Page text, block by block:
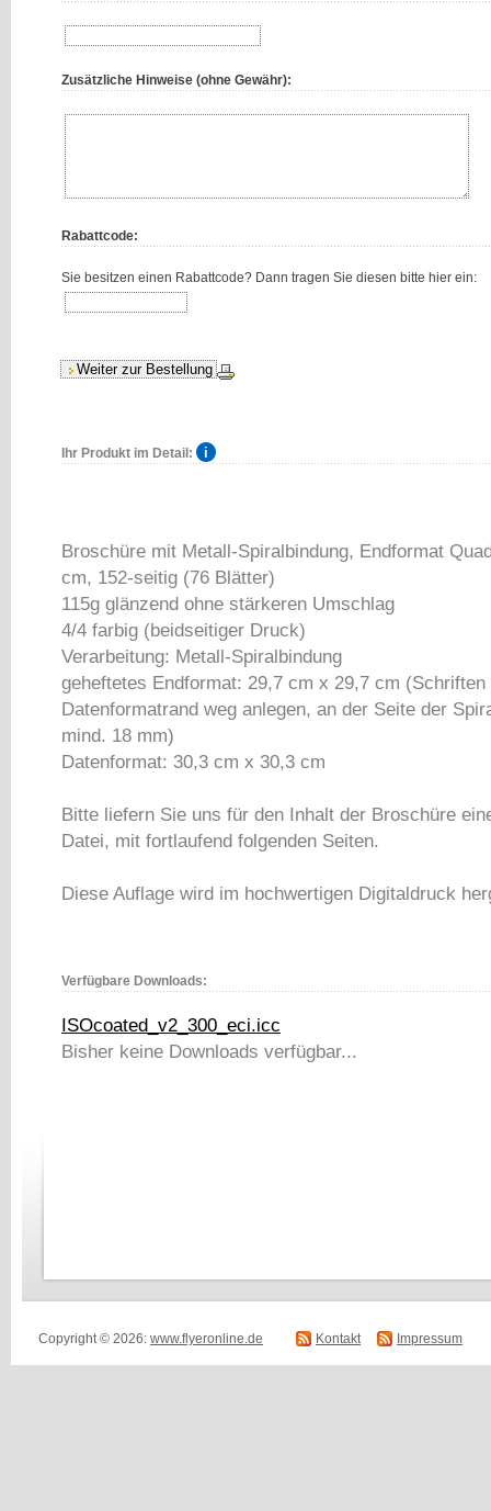
Zusätzliche Hinweise (ohne Gewähr):
Rabattcode:
Sie besitzen einen Rabattcode? Dann tragen Sie diesen bitte hier ein:
Ihr Produkt im Detail:
Broschüre mit Metall-Spiralbindung, Endformat
cm, 152-seitig (76 Blätter)
115g glänzend ohne stärkeren Umschlag
4/4 farbig (beidseitiger Druck)
Verarbeitung: Metall-Spiralbindung
geheftetes Endformat: 29,7 cm x 29,7 cm
Datenformatrand weg anlegen, an der Seite der
mind. 18 mm)
Datenformat: 30,3 cm x 30,3 cm
Bitte liefern Sie uns für den Inhalt der Broschüre
Datei, mit fortlaufend folgenden Seiten.
Diese Auflage wird im hochwertigen Digitaldruck
Verfügbare Downloads:
ISOcoated_v2_300_eci.icc
Bisher keine Downloads verfügbar...
Copyright © 2026: www.flyeronline.de Kontakt Impressum